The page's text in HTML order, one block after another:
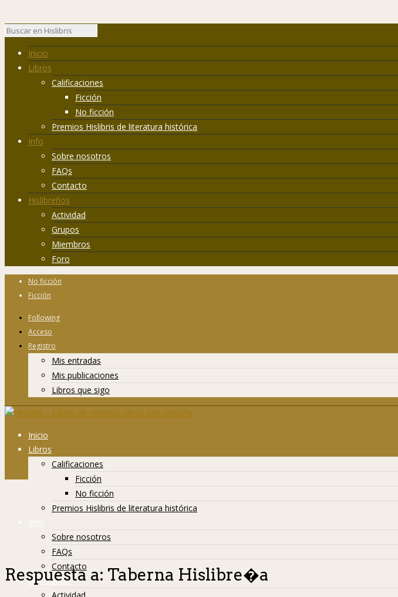
Inicio
Libros
Calificaciones
Ficción
No ficción
Premios Hislibris de literatura histórica
Info
Sobre nosotros
FAQs
Contacto
Hislibreños
Actividad
Grupos
Miembros
Foro
No ficción
Ficción
Following
Acceso
Registro
Mis entradas
Mis publicaciones
Libros que sigo
Inicio
Libros
Calificaciones
Ficción
No ficción
Premios Hislibris de literatura histórica
Info
Sobre nosotros
FAQs
Contacto
Hislibreños
Respuesta a: Taberna Hislibre�a